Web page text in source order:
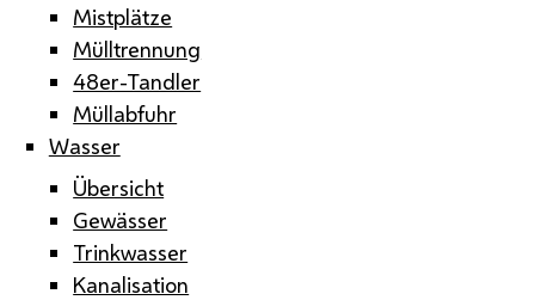
Mistplätze
Mülltrennung
48er-Tandler
Müllabfuhr
Wasser
Übersicht
Gewässer
Trinkwasser
Kanalisation